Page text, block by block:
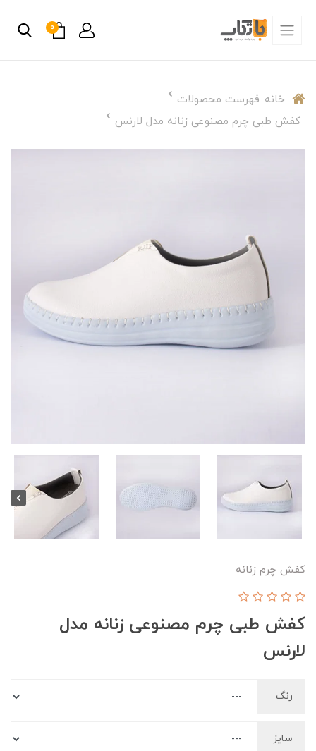
0
خانه فهرست محصولات
کفش طبی چرم مصنوعی زنانه مدل لارنس
کفش چرم زنانه
کفش طبی چرم مصنوعی زنانه مدل
لارنس
رنگ
سایز